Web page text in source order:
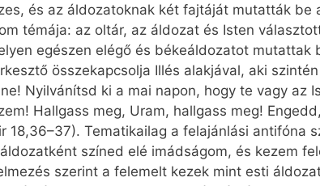
és az áldozatoknak két fajtáját mutatták be
témája: az oltár, az áldozat és Isten
egészen elégő és békeáldozatot
összekapcsolja Illés alakjával, aki
Nyilvánítsd ki a mai napon, hogy te vagy az
Hallgass meg, Uram, hallgass meg!
18,36–37). Tematikailag a felajánlási antifóna
színed elé imádságom, és kezem
szerint a felemelt kezek mint esti